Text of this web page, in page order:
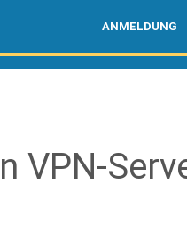
ANMELDUNG
VPN-